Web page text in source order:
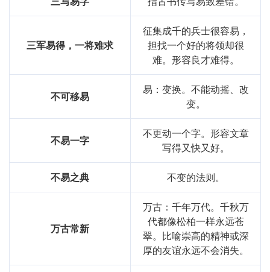
三军易得，一将难求
征集成千的兵士很容易，
担找一个好的将领却很
难。形容良才难得。
不可移易
易：变换。不能动摇、改
变。
不易一字
不更动一个字。形容文章
写得又快又好。
不易之典 不变的法则。
万古常新
万古：千年万代。千秋万
代都像松柏一样永远苍
翠。比喻崇高的精神或深
厚的友谊永远不会消失。